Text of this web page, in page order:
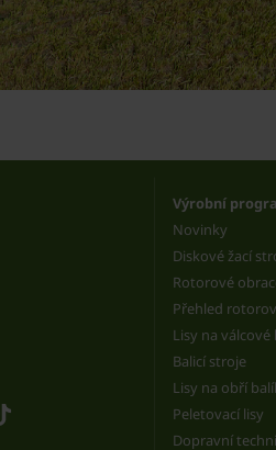
Výrobní
Novinky
Diskové žací
Rotorové
Přehled
Lisy na válcové
Balicí stroje
Lisy na obří
Peletovací lisy
Dopravní